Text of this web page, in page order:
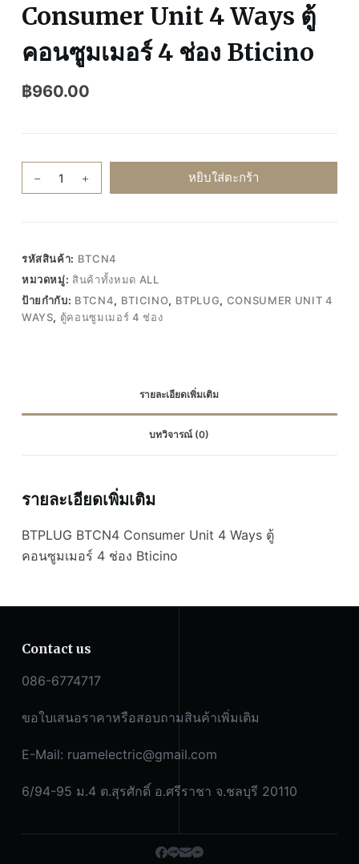
Consumer Unit 4 Ways ตู้
คอนซูมเมอร์ 4 ช่อง Bticino
฿960.00
BTPLUG
4
Ways
ตู้
คอนซูมเมอร์
หยิบใส่ตะกร้า
รหัสสินค้า: BTCN4
หมวดหมู่: สินค้าทั้งหมด ALL
ป้ายกำกับ: BTCN4, BTICINO, BTPLUG, CONSUMER UNIT 4
WAYS, ตู้คอนซูมเมอร์ 4 ช่อง
รายละเอียดเพิ่มเติม
บทวิจารณ์ (0)
รายละเอียดเพิ่มเติม
BTPLUG BTCN4 Consumer Unit 4 Ways ตู้
คอนซูมเมอร์ 4 ช่อง Bticino
Contact us
086-6774717
ขอใบเสนอราคาหรือสอบถามสินค้าเพิ่มเติม
E-Mail: ruamelectric@gmail.com
6/94-95 ม.4 ต.สุรศักดิ์ อ.ศรีราชา จ.ชลบุรี 20110